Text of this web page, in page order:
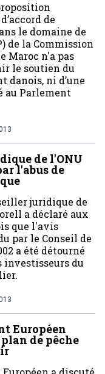
de
le domaine de
de la Commission
Maroc n'a pas
le soutien du
danois, ni d’une
au Parlement
de l'ONU
l'abus de
juridique de
a déclaré aux
que l'avis
par le Conseil de
a été détourné
investisseurs du
Européen
de pêche